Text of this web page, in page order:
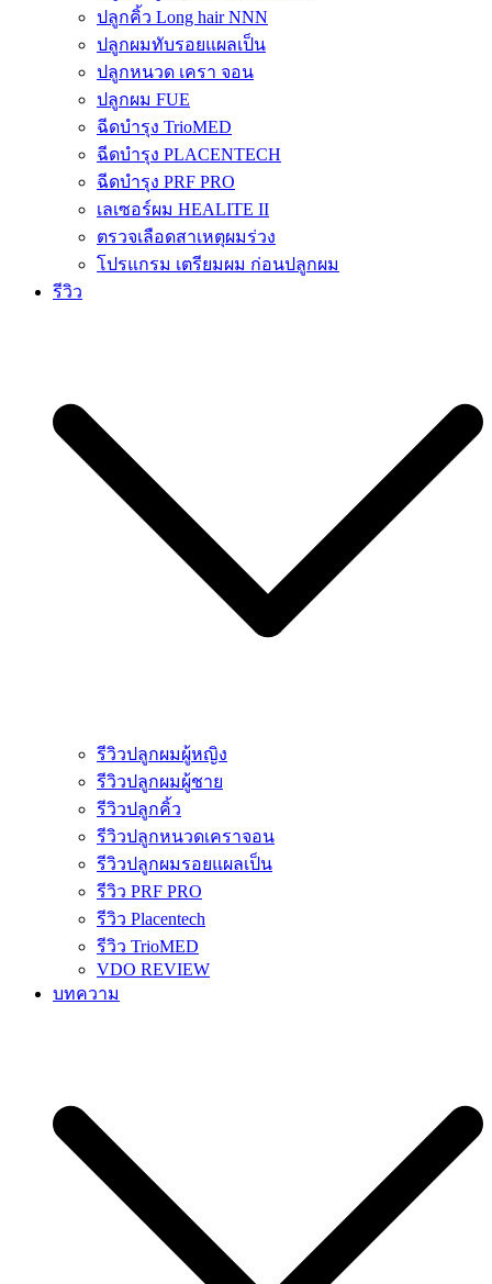
ปลูกคิ้ว Long hair NNN
ปลูกผมทับรอยแผลเป็น
ปลูกหนวด เครา จอน
ปลูกผม FUE
ฉีดบำรุง TrioMED
ฉีดบำรุง PLACENTECH
ฉีดบำรุง PRF PRO
เลเซอร์ผม HEALITE II
ตรวจเลือดสาเหตุผมร่วง
โปรแกรม เตรียมผม ก่อนปลูกผม
รีวิว
รีวิวปลูกผมผู้หญิง
รีวิวปลูกผมผู้ชาย
รีวิวปลูกคิ้ว
รีวิวปลูกหนวดเคราจอน
รีวิวปลูกผมรอยแผลเป็น
รีวิว PRF PRO
รีวิว Placentech
รีวิว TrioMED
VDO REVIEW
บทความ